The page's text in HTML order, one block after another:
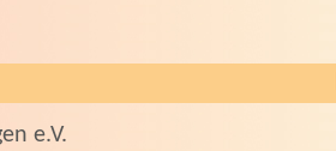
e.V.